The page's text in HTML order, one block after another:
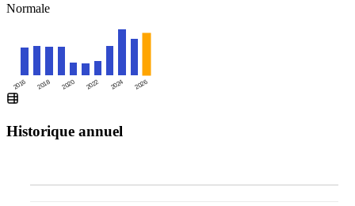
Normale
2016 2018 2020 2022 2024 2026
Historique annuel